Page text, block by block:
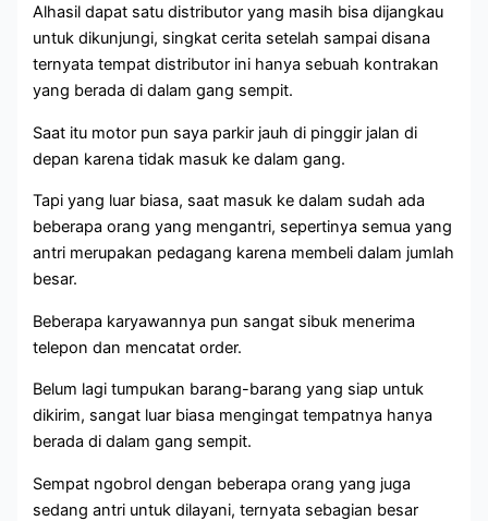
Alhasil dapat satu distributor yang masih bisa dijangkau
untuk dikunjungi, singkat cerita setelah sampai disana
ternyata tempat distributor ini hanya sebuah kontrakan
yang berada di dalam gang sempit.
Saat itu motor pun saya parkir jauh di pinggir jalan di
depan karena tidak masuk ke dalam gang.
Tapi yang luar biasa, saat masuk ke dalam sudah ada
beberapa orang yang mengantri, sepertinya semua yang
antri merupakan pedagang karena membeli dalam jumlah
besar.
Beberapa karyawannya pun sangat sibuk menerima
telepon dan mencatat order.
Belum lagi tumpukan barang-barang yang siap untuk
dikirim, sangat luar biasa mengingat tempatnya hanya
berada di dalam gang sempit.
Sempat ngobrol dengan beberapa orang yang juga
sedang antri untuk dilayani, ternyata sebagian besar